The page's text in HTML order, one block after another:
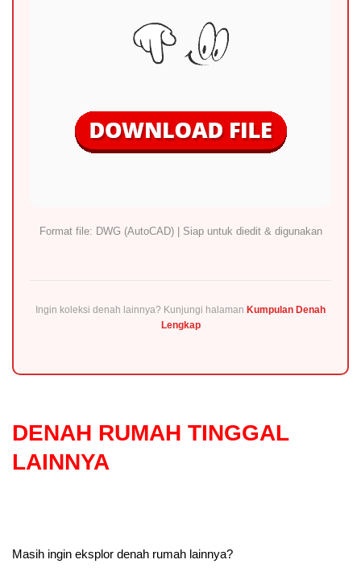
Format file: DWG (AutoCAD) | Siap untuk diedit & digunakan
Ingin koleksi denah lainnya? Kunjungi halaman Kumpulan Denah
Lengkap
DENAH RUMAH TINGGAL
LAINNYA
Masih ingin eksplor denah rumah lainnya?